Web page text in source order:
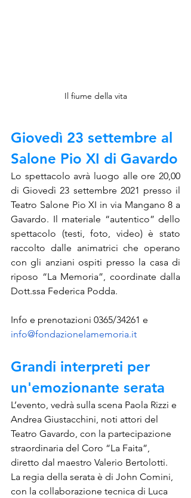
Il fiume della vita
Giovedì 23 settembre al
Salone Pio XI di Gavardo
Lo spettacolo avrà luogo alle ore 20,00
di Giovedì 23 settembre 2021 presso il
Teatro Salone Pio XI in via Mangano 8 a
Gavardo. Il materiale “autentico” dello
spettacolo (testi, foto, video) è stato
raccolto dalle animatrici che operano
con gli anziani ospiti presso la casa di
riposo “La Memoria”, coordinate dalla
Dott.ssa Federica Podda.
Info e prenotazioni 0365/34261 e
info@fondazionelamemoria.it
Grandi interpreti per
un'emozionante serata
L’evento, vedrà sulla scena Paola Rizzi e
Andrea Giustacchini, noti attori del
Teatro Gavardo, con la partecipazione
straordinaria del Coro “La Faita”,
diretto dal maestro Valerio Bertolotti.
La regia della serata è di John Comini,
con la collaborazione tecnica di Luca